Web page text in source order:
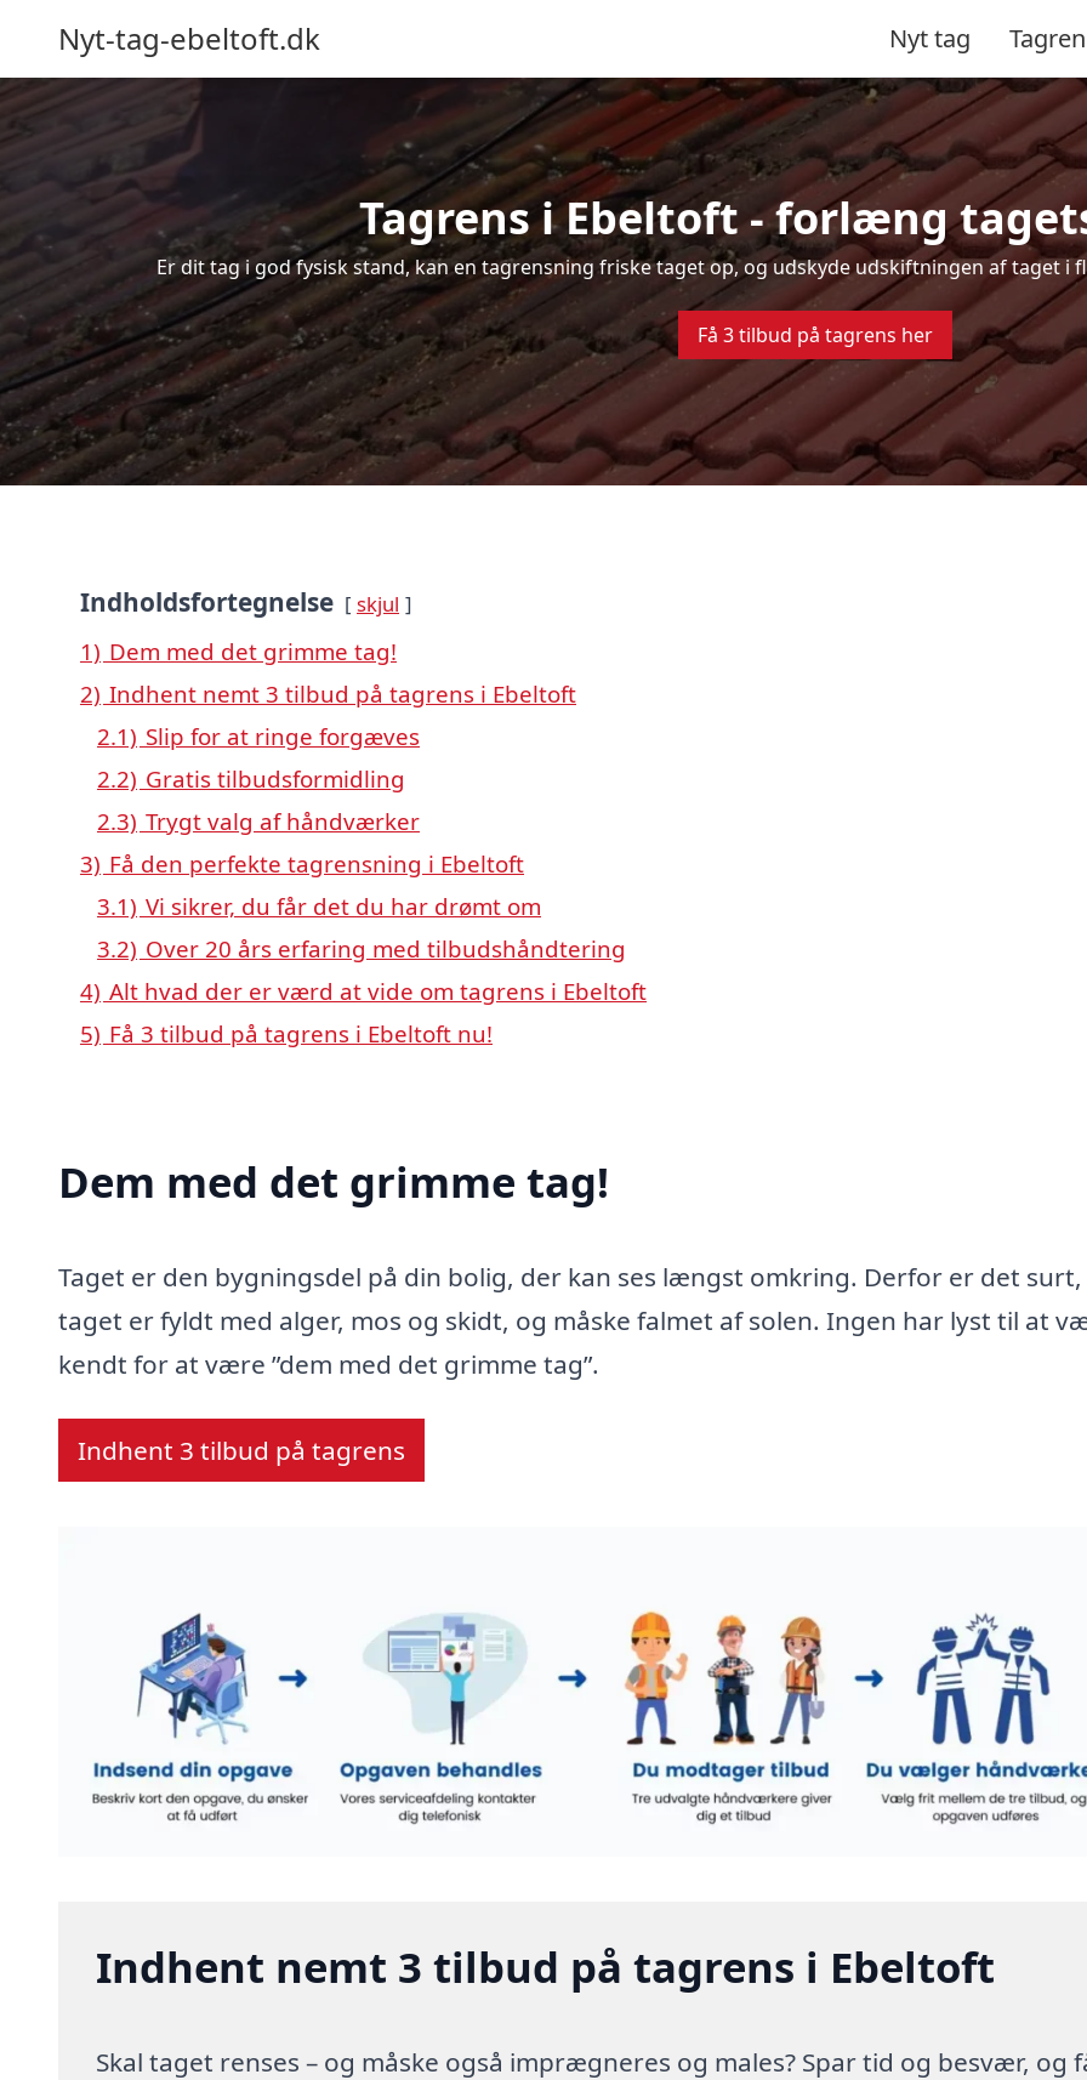
Nyt-tag-ebeltoft.dk Nyt tag
Tagrens i Ebeltoft - forlæng
Er dit tag i god fysisk stand, kan en tagrensning friske taget op, og udskyde udskiftningen af taget i
Få 3 tilbud på tagrens her
Indholdsfortegnelse skjul
1) Dem med det grimme tag!
2) Indhent nemt 3 tilbud på tagrens i Ebeltoft
2.1) Slip for at ringe forgæves
2.2) Gratis tilbudsformidling
2.3) Trygt valg af håndværker
3) Få den perfekte tagrensning i Ebeltoft
3.1) Vi sikrer, du får det du har drømt om
3.2) Over 20 års erfaring med tilbudshåndtering
4) Alt hvad der er værd at vide om tagrens i Ebeltoft
5) Få 3 tilbud på tagrens i Ebeltoft nu!
Dem med det grimme tag!
Taget er den bygningsdel på din bolig, der kan ses længst omkring. Derfor er det
taget er fyldt med alger, mos og skidt, og måske falmet af solen. Ingen har lyst til at
kendt for at være ”dem med det grimme tag”.
Indhent 3 tilbud på tagrens
Indhent nemt 3 tilbud på tagrens i Ebeltoft
Skal taget renses – og måske også imprægneres og males? Spar tid og besvær, og